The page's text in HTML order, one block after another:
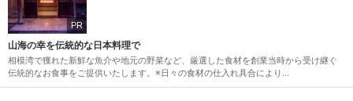
PR
山海の幸を伝統的な日本料理で
相模湾で獲れた新鮮な魚介や地元の野菜など、厳選した食材を創業当時から受け継ぐ
伝統的なお食事をご提供いたします。※日々の食材の仕入れ具合により...